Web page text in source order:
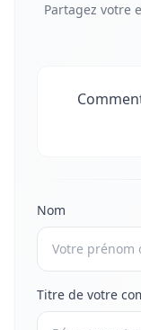
Partagez votre
Nom
Titre de votre